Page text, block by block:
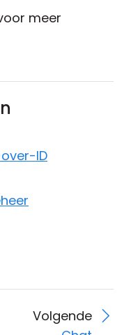
meer
ID
Volgende